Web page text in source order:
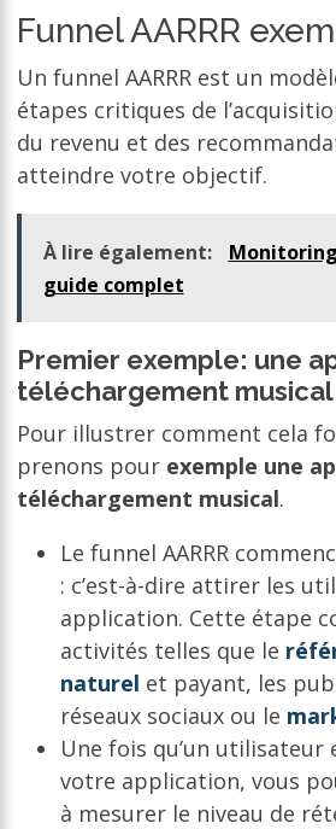
Funnel AARRR
Un funnel AARRR est un
étapes critiques de
du revenu et des
atteindre votre objectif.
À lire également:
guide complet
Premier exemple: une
téléchargement musical
Pour illustrer comment cela
prenons pour exemple une
téléchargement musical.
Le funnel AARRR
: c’est-à-dire attirer les
application. Cette étape
activités telles que le
naturel et payant, les
réseaux sociaux ou le
Une fois qu’un
votre application, vous
à mesurer le niveau de